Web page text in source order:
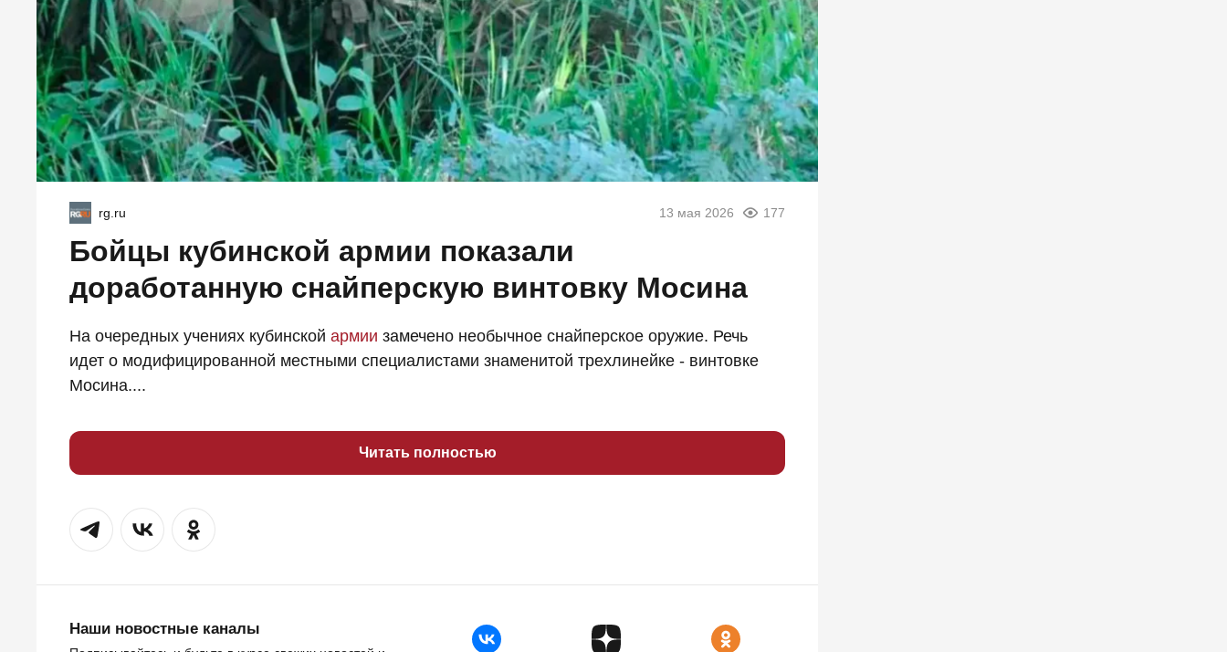
rg.ru 13 мая 2026 177
Бойцы кубинской армии показали
доработанную снайперскую винтовку Мосина
На очередных учениях кубинской армии замечено необычное снайперское оружие. Речь
идет о модифицированной местными специалистами знаменитой трехлинейке - винтовке
Мосина....
Читать полностью
Наши новостные каналы